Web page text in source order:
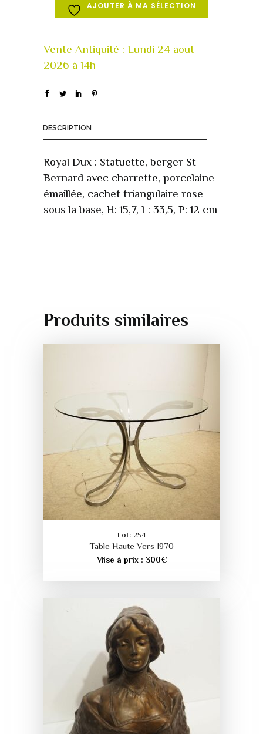
AJOUTER À MA SÉLECTION
DESCRIPTION
Royal Dux : Statuette, berger St
Bernard avec charrette, porcelaine
émaillée, cachet triangulaire rose
sous la base, H: 15,7, L: 33,5, P: 12 cm
Produits similaires
Lot: 254
Table Haute Vers 1970
Mise à prix : 300€